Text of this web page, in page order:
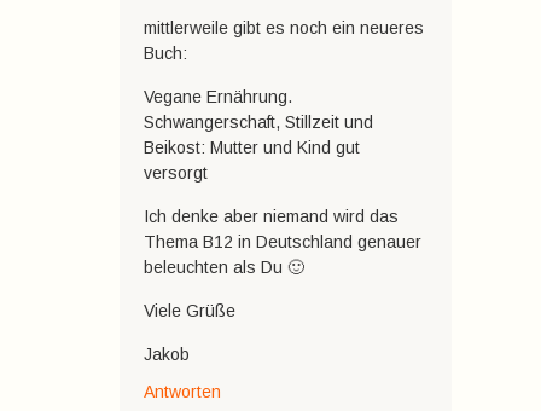
mittlerweile gibt es noch ein neueres
Buch:
Vegane Ernährung.
Schwangerschaft, Stillzeit und
Beikost: Mutter und Kind gut
versorgt
Ich denke aber niemand wird das
Thema B12 in Deutschland genauer
beleuchten als Du 🙂
Viele Grüße
Jakob
Antworten